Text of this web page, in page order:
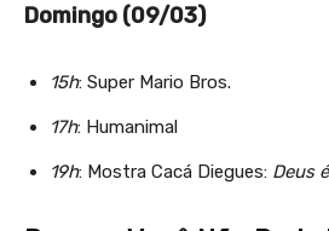
Domingo (09/03)
15h: Super Mario Bros.
17h: Humanimal
19h: Mostra Cacá Diegues: Deus